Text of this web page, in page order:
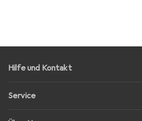
Hilfe und Kontakt
Service